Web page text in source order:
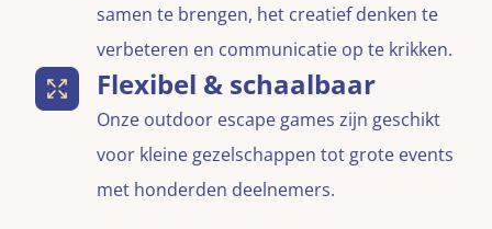
samen te brengen, het creatief denken te
verbeteren en communicatie op te krikken.
Flexibel & schaalbaar
Onze outdoor escape games zijn geschikt
voor kleine gezelschappen tot grote events
met honderden deelnemers.